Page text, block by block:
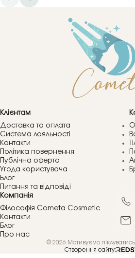
Клієнтам
Доставка та оплата
Система лояльності
Контакти
Політика повернення
Публічна оферта
Угода користувача
Блог
Питання та відповіді
Компанія
Філософія Cometa Cosmetic
Контакти
Блог
Про нас
© 2026 Мотивуємо
Створення сайту: